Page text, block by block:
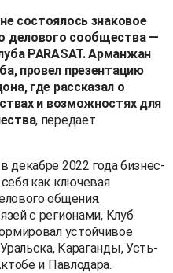
состоялось знаковое
делового сообщества —
PARASAT. Арманжан
провел презентацию
где рассказал о
и возможностях для
, передает
декабре 2022 года бизнес-
как ключевая
общения.
с регионами, Клуб
устойчивое
Караганды, Усть-
и Павлодара.